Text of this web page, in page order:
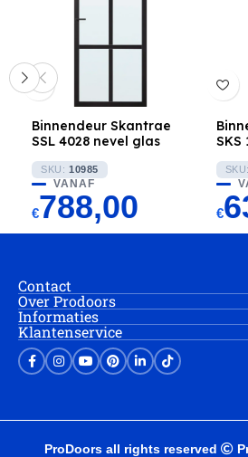
Binnendeur Skantrae
SSL 4028 nevel glas
SKU: 10985
VANAF
€788,00
SKS
SKU:
€
Contact
Over Prodoors
Informaties
Klantenservice
ProDoors all rights reserved